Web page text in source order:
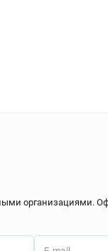
организациями.